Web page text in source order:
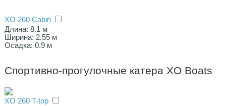
XO 260 Cabin
Длина: 8.1 м
Ширина: 2.55 м
Осадка: 0.9 м
Спортивно-прогулочные катера XO Boats
XO 260 T-top